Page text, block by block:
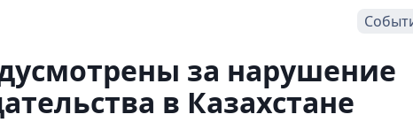
за нарушение
в Казахстане